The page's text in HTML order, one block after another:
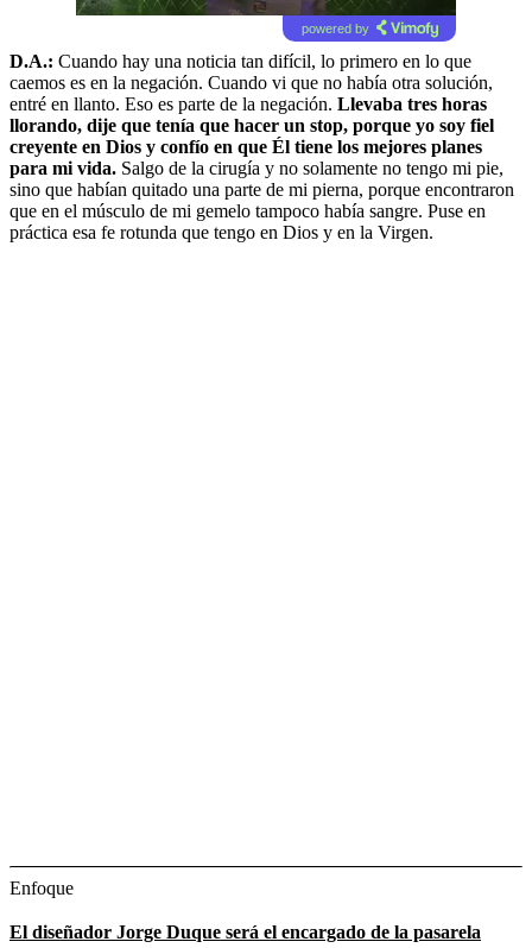
powered by
D.A.: Cuando hay una noticia tan difícil, lo primero en lo que
caemos es en la negación. Cuando vi que no había otra solución,
entré en llanto. Eso es parte de la negación. Llevaba tres horas
llorando, dije que tenía que hacer un stop, porque yo soy fiel
creyente en Dios y confío en que Él tiene los mejores planes
para mi vida. Salgo de la cirugía y no solamente no tengo mi pie,
sino que habían quitado una parte de mi pierna, porque encontraron
que en el músculo de mi gemelo tampoco había sangre. Puse en
práctica esa fe rotunda que tengo en Dios y en la Virgen.
Enfoque
El diseñador Jorge Duque será el encargado de la pasarela